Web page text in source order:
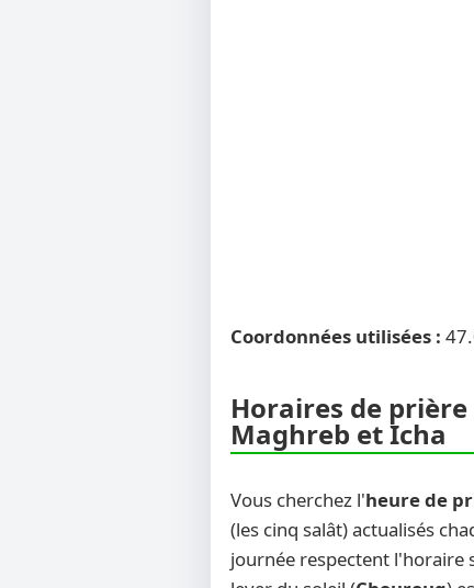
Coordonnées utilisées :
Horaires de
Maghreb et Icha
Vous cherchez l'heure de
(les cinq salât) actualisés
journée respectent l'horaire